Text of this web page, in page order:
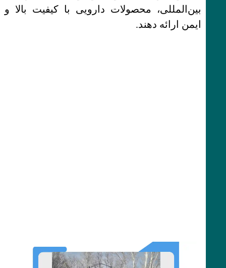
بین‌المللی، محصولات دارویی با کیفیت بالا و
ایمن ارائه دهند.